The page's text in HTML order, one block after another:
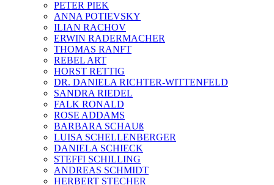
PETER PIEK
ANNA POTIEVSKY
ILIAN RACHOV
ERWIN RADERMACHER
THOMAS RANFT
REBEL ART
HORST RETTIG
DR. DANIELA RICHTER-WITTENFELD
SANDRA RIEDEL
FALK RONALD
ROSE ADDAMS
BARBARA SCHAUß
LUISA SCHELLENBERGER
DANIELA SCHIECK
STEFFI SCHILLING
ANDREAS SCHMIDT
HERBERT STECHER